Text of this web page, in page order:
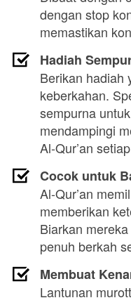
dengan stop
memastikan
Hadiah
Berikan hadiah
keberkahan.
sempurna
mendampingi
Al-Qur’an
Cocok untuk
Al-Qur’an
memberikan
Biarkan
penuh berkah
Membuat
Lantunan